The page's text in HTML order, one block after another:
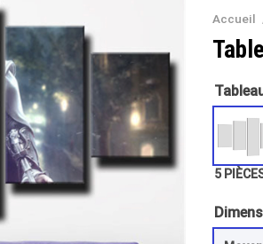
Accueil
5